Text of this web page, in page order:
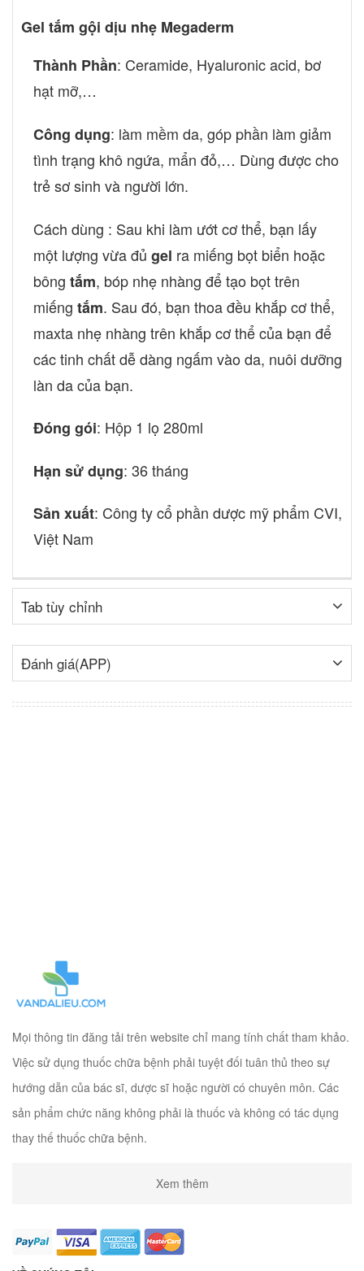
Gel tắm gội dịu nhẹ Megaderm
Thành Phần: Ceramide, Hyaluronic acid, bơ
hạt mỡ,…
Công dụng: làm mềm da, góp phần làm giảm
tình trạng khô ngứa, mẩn đỏ,… Dùng được cho
trẻ sơ sinh và người lớn.
Cách dùng : Sau khi làm ướt cơ thể, bạn lấy
một lượng vừa đủ gel ra miếng bọt biển hoặc
bông tắm, bóp nhẹ nhàng để tạo bọt trên
miếng tắm. Sau đó, bạn thoa đều khắp cơ thể,
maxta nhẹ nhàng trên khắp cơ thể của bạn để
các tinh chất dễ dàng ngấm vào da, nuôi dưỡng
làn da của bạn.
Đóng gói: Hộp 1 lọ 280ml
Hạn sử dụng: 36 tháng
Sản xuất: Công ty cổ phần dược mỹ phẩm CVI,
Việt Nam
Tab tùy chỉnh
Đánh giá(APP)
Mọi thông tin đăng tải trên website chỉ mang tính chất tham khảo.
Việc sử dụng thuốc chữa bệnh phải tuyệt đối tuân thủ theo sự
hướng dẫn của bác sĩ, dược sĩ hoặc người có chuyên môn. Các
sản phẩm chức năng không phải là thuốc và không có tác dụng
thay thế thuốc chữa bệnh.
Xem thêm